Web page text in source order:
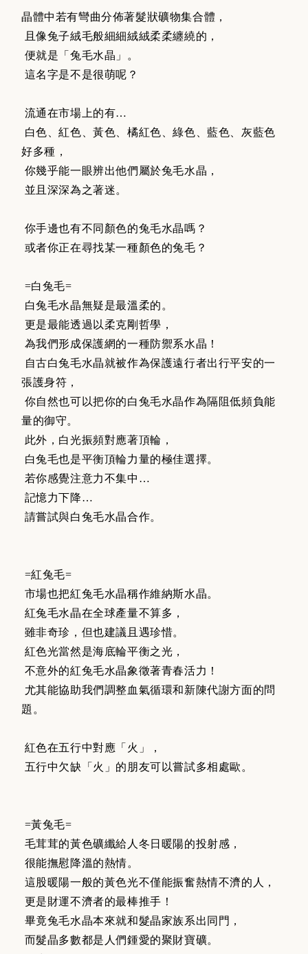
晶體中若有彎曲分佈著髮狀礦物集合體，
且像兔子絨毛般細細絨絨柔柔纏繞的，
便就是「兔毛水晶」。
這名字是不是很萌呢？
流通在市場上的有…
白色、紅色、黃色、橘紅色、綠色、藍色、灰藍色
好多種，
你幾乎能一眼辨出他們屬於兔毛水晶，
並且深深為之著迷。
你手邊也有不同顏色的兔毛水晶嗎？
或者你正在尋找某一種顏色的兔毛？
=白兔毛=
白兔毛水晶無疑是最溫柔的。
更是最能透過以柔克剛哲學，
為我們形成保護網的一種防禦系水晶！
自古白兔毛水晶就被作為保護遠行者出行平安的一
張護身符，
你自然也可以把你的白兔毛水晶作為隔阻低頻負能
量的御守。
此外，白光振頻對應著頂輪，
白兔毛也是平衡頂輪力量的極佳選擇。
若你感覺注意力不集中…
記憶力下降…
請嘗試與白兔毛水晶合作。
=紅兔毛=
市場也把紅兔毛水晶稱作維納斯水晶。
紅兔毛水晶在全球產量不算多，
雖非奇珍，但也建議且遇珍惜。
紅色光當然是海底輪平衡之光，
不意外的紅兔毛水晶象徵著青春活力！
尤其能協助我們調整血氣循環和新陳代謝方面的問
題。
紅色在五行中對應「火」，
五行中欠缺「火」的朋友可以嘗試多相處歐。
=黃兔毛=
毛茸茸的黃色礦纖給人冬日暖陽的投射感，
很能撫慰降溫的熱情。
這股暖陽一般的黃色光不僅能振奮熱情不濟的人，
更是財運不濟者的最棒推手！
畢竟兔毛水晶本來就和髮晶家族系出同門，
而髮晶多數都是人們鍾愛的聚財寶礦。